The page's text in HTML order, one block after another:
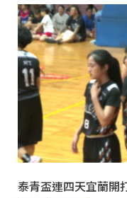
泰青盃連四天宜蘭開